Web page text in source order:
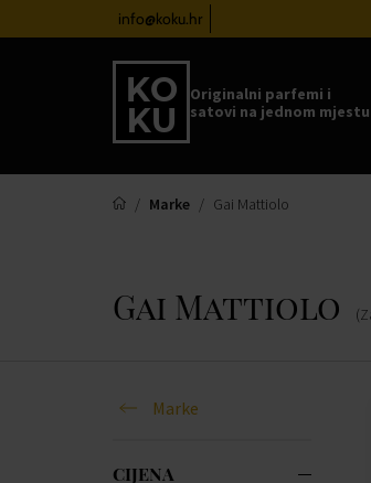
info@koku.hr
Originalni parfemi i
satovi na jednom mjestu
Marke Gai Mattiolo
Gai Mattiolo
Marke
CIJENA